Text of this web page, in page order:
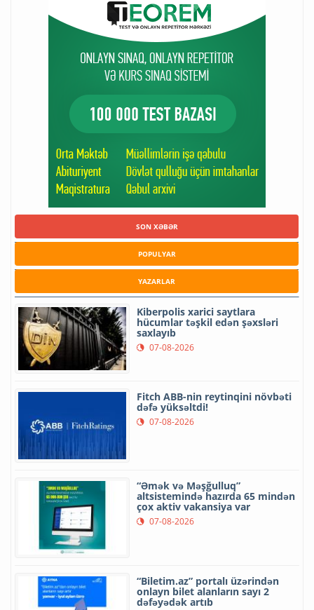
SON XƏBƏR
POPULYAR
YAZARLAR
Kiberpolis xarici saytlara
hücumlar təşkil edən şəxsləri
saxlayıb
07-08-2026
Fitch ABB-nin reytinqini növbəti
dəfə yüksəltdi!
07-08-2026
“Əmək və Məşğulluq”
altsistemində hazırda 65 mindən
çox aktiv vakansiya var
07-08-2026
“Biletim.az” portalı üzərindən
onlayn bilet alanların sayı 2
dəfəyədək artıb